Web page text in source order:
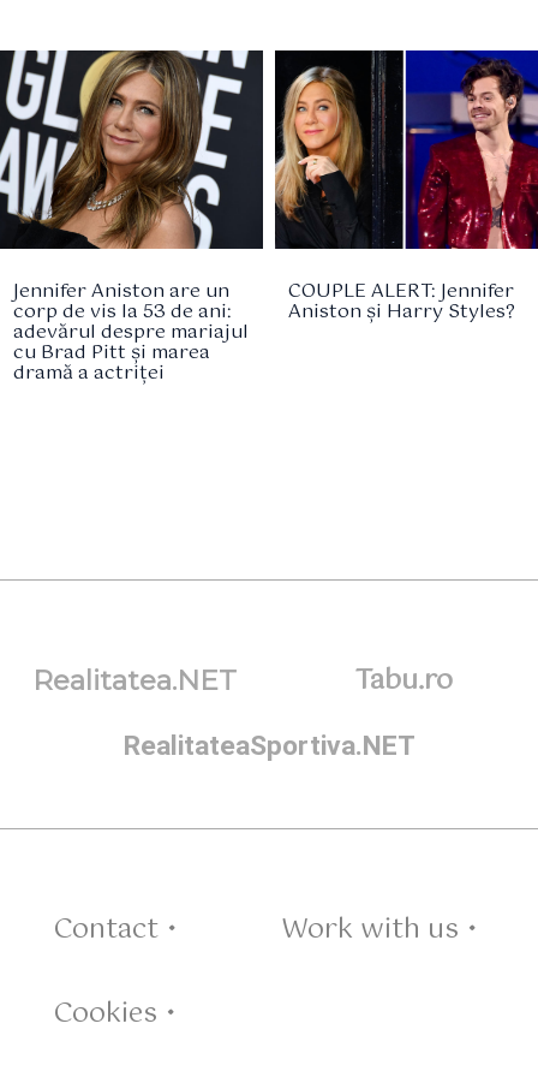
Jennifer Aniston are un
corp de vis la 53 de ani:
adevărul despre mariajul
cu Brad Pitt și marea
dramă a actriței
COUPLE ALERT: Jennifer
Aniston și Harry Styles?
Realitatea.NET Tabu.ro
RealitateaSportiva.NET
Contact •
Work with us •
Cookies •